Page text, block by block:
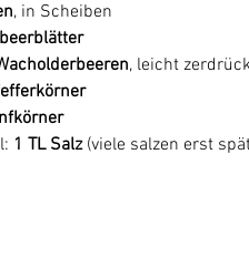
, in Scheiben
, leicht
1 TL Salz (viele salzen erst